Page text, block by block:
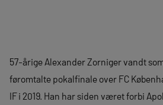
57-årige Alexander Zorniger vandt
føromtalte pokalfinale over FC
IF i 2019. Han har siden været forbi